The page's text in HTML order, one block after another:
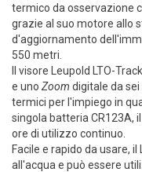
termico da osservazione
grazie al suo motore allo
d'aggiornamento
550 metri.
Il visore Leupold LTO-
e uno Zoom digitale da
termici per l'impiego in
singola batteria CR123A,
ore di utilizzo continuo.
Facile e rapido da usare,
all'acqua e può essere